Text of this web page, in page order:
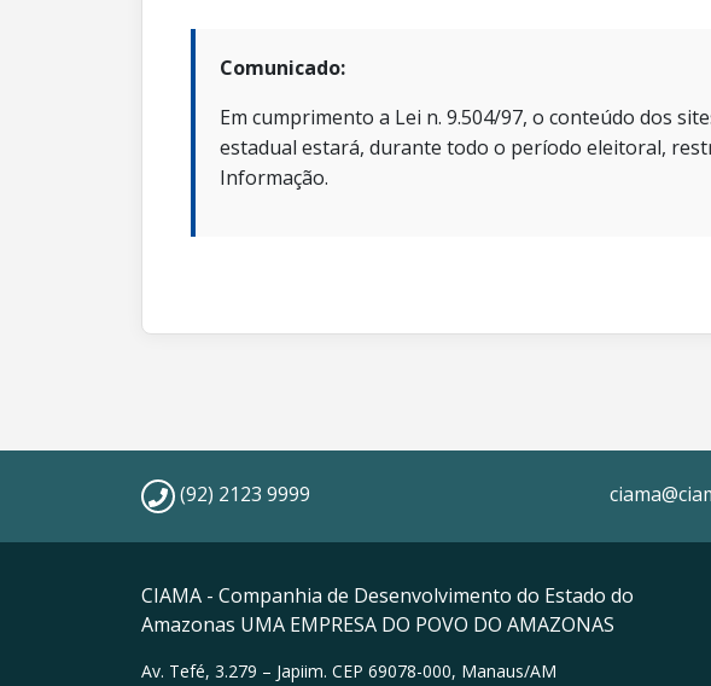
Comunicado:
Em cumprimento a Lei n. 9.504/97, o conteúdo dos
estadual estará, durante todo o período eleitoral,
Informação.
(92) 2123 9999
CIAMA - Companhia de Desenvolvimento do Estado do
Amazonas UMA EMPRESA DO POVO DO AMAZONAS
Av. Tefé, 3.279 – Japiim. CEP 69078-000, Manaus/AM